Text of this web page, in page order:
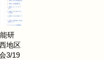
研
地区
3/19